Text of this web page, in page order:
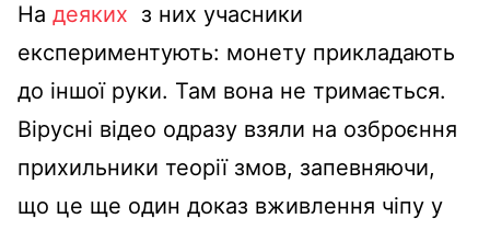
На деяких з них учасники
експериментують: монету прикладають
до іншої руки. Там вона не тримається.
Вірусні відео одразу взяли на озброєння
прихильники теорії змов, запевняючи,
що це ще один доказ вживлення чіпу у